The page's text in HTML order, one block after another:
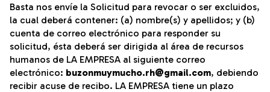
Basta nos envíe la Solicitud para revocar o ser excluidos,
la cual deberá contener: (a) nombre(s) y apellidos; y (b)
cuenta de correo electrónico para responder su
solicitud, ésta deberá ser dirigida al área de recursos
humanos de LA EMPRESA al siguiente correo
electrónico: buzonmuymucho.rh@gmail.com, debiendo
recibir acuse de recibo. LA EMPRESA tiene un plazo